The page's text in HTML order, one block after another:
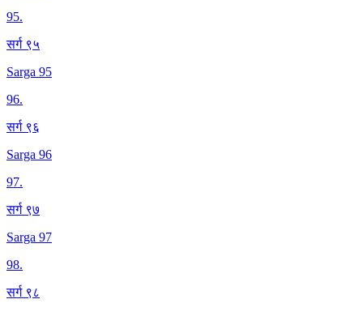
95.
सर्ग ९५
Sarga 95
96.
सर्ग ९६
Sarga 96
97.
सर्ग ९७
Sarga 97
98.
सर्ग ९८